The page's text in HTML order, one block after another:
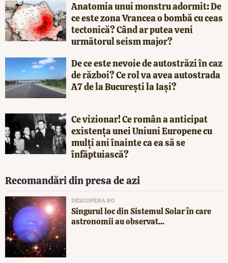
Anatomia unui monstru adormit: De
ce este zona Vrancea o bombă cu ceas
tectonică? Când ar putea veni
următorul seism major?
De ce este nevoie de autostrăzi în caz
de război? Ce rol va avea autostrada
A7 de la București la Iași?
Ce vizionar! Ce român a anticipat
existența unei Uniuni Europene cu
mulți ani înainte ca ea să se
înfăptuiască?
Recomandări din presa de azi
DESCOPERA.RO
Singurul loc din Sistemul Solar în care
astronomii au observat...